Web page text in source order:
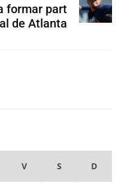
formar part
de Atlanta
V S D